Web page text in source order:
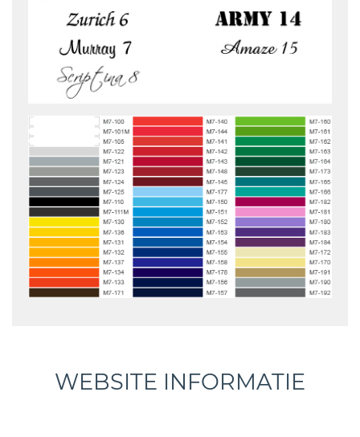
WEBSITE INFORMATIE